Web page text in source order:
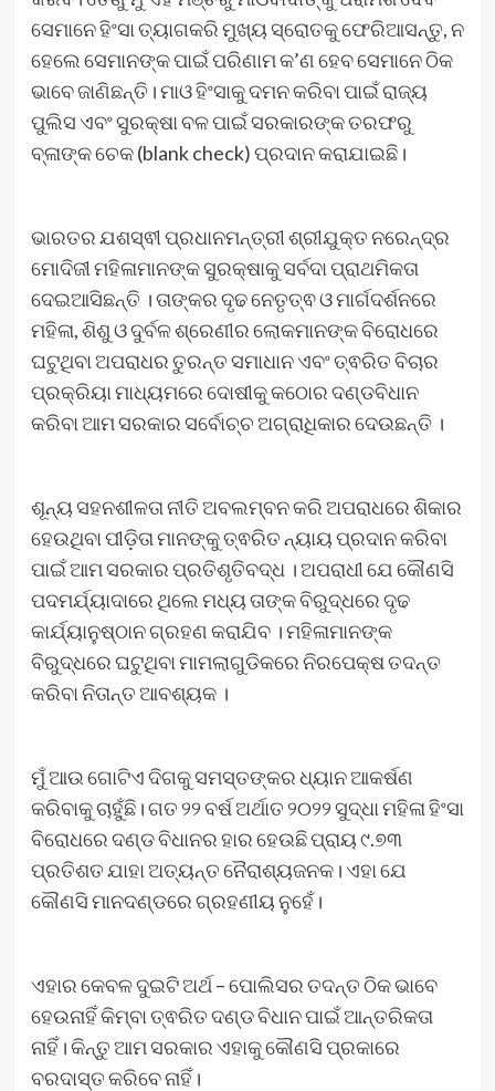
ସେମାନେ ହିଂସା ତ୍ୟାଗକରି ମୁଖ୍ୟ ସ୍ରୋତକୁ ଫେରିଆସନ୍ତୁ, ନ
ହେଲେ ସେମାନଙ୍କ ପାଇଁ ପରିଣାମ କ’ଣ ହେବ ସେମାନେ ଠିକ
ଭାବେ ଜାଣିଛନ୍ତି। ମାଓ ହିଂସାକୁ ଦମନ କରିବା ପାଇଁ ରାଜ୍ୟ
ପୁଲିସ ଏବଂ ସୁରକ୍ଷା ବଳ ପାଇଁ ସରକାରଙ୍କ ତରଫରୁ
ବ୍ଳାଙ୍କ ଚେକ (blank check) ପ୍ରଦାନ କରାଯାଇଛି।
ଭାରତର ଯଶସ୍ଵୀ ପ୍ରଧାନମନ୍ତ୍ରୀ ଶ୍ରୀଯୁକ୍ତ ନରେନ୍ଦ୍ର
ମୋଦିଜୀ ମହିଳାମାନଙ୍କ ସୁରକ୍ଷାକୁ ସର୍ବଦା ପ୍ରାଥମିକତା
ଦେଇଆସିଛନ୍ତି । ତାଙ୍କର ଦୃଢ ନେତୃତ୍ଵ ଓ ମାର୍ଗଦର୍ଶନରେ
ମହିଳା, ଶିଶୁ ଓ ଦୁର୍ବଳ ଶ୍ରେଣୀର ଲୋକମାନଙ୍କ ବିରୋଧରେ
ଘଟୁଥିବା ଅପରାଧର ତୁରନ୍ତ ସମାଧାନ ଏବଂ ତ୍ଵରିତ ବିଚାର
ପ୍ରକ୍ରିୟା ମାଧ୍ୟମରେ ଦୋଷୀକୁ କଠୋର ଦଣ୍ଡବିଧାନ
କରିବା ଆମ ସରକାର ସର୍ବୋଚ୍ଚ ଅଗ୍ରାଧିକାର ଦେଉଛନ୍ତି ।
ଶୂନ୍ୟ ସହନଶୀଳତା ନୀତି ଅବଲମ୍ବନ କରି ଅପରାଧରେ ଶିକାର
ହେଉଥିବା ପୀଡ଼ିତା ମାନଙ୍କୁ ତ୍ଵରିତ ନ୍ୟାୟ ପ୍ରଦାନ କରିବା
ପାଇଁ ଆମ ସରକାର ପ୍ରତିଶୃତିବଦ୍ଧ । ଅପରାଧୀ ଯେ କୌଣସି
ପଦମର୍ଯ୍ୟାଦାରେ ଥିଲେ ମଧ୍ୟ ତାଙ୍କ ବିରୁଦ୍ଧରେ ଦୃଢ
କାର୍ଯ୍ୟାନୁଷ୍ଠାନ ଗ୍ରହଣ କରାଯିବ । ମହିଳାମାନଙ୍କ
ବିରୁଦ୍ଧରେ ଘଟୁଥିବା ମାମଲାଗୁଡିକରେ ନିରପେକ୍ଷ ତଦନ୍ତ
କରିବା ନିତାନ୍ତ ଆବଶ୍ୟକ ।
ମୁଁ ଆଉ ଗୋଟିଏ ଦିଗକୁ ସମସ୍ତଙ୍କର ଧ୍ୟାନ ଆକର୍ଷଣ
କରିବାକୁ ଚାହୁଁଛି। ଗତ ୨୨ ବର୍ଷ ଅର୍ଥାତ ୨୦୨୨ ସୁଦ୍ଧା ମହିଳା ହିଂସା
ବିରୋଧରେ ଦଣ୍ଡ ବିଧାନର ହାର ହେଉଛି ପ୍ରାୟ ୯.୭୩
ପ୍ରତିଶତ ଯାହା ଅତ୍ୟନ୍ତ ନୈରାଶ୍ୟଜନକ। ଏହା ଯେ
କୌଣସି ମାନଦଣ୍ଡରେ ଗ୍ରହଣୀୟ ନୁହେଁ।
ଏହାର କେବଳ ଦୁଇଟି ଅର୍ଥ – ପୋଲିସର ତଦନ୍ତ ଠିକ ଭାବେ
ହେଉନାହିଁ କିମ୍ବା ତ୍ଵରିତ ଦଣ୍ଡ ବିଧାନ ପାଇଁ ଆନ୍ତରିକତା
ନାହିଁ। କିନ୍ତୁ ଆମ ସରକାର ଏହାକୁ କୌଣସି ପ୍ରକାରେ
ବରଦାସ୍ତ କରିବେ ନାହିଁ।